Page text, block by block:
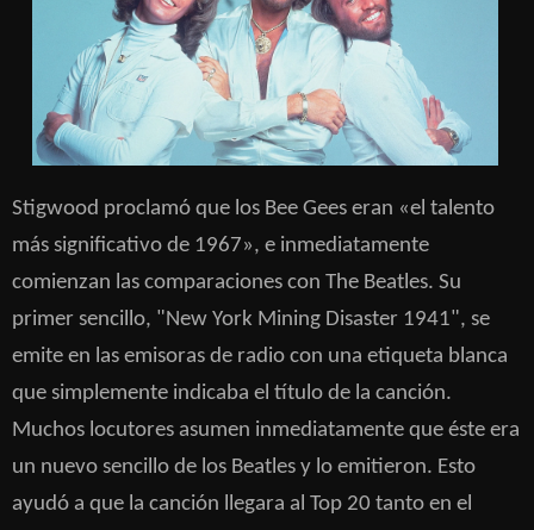
Stigwood proclamó que los Bee Gees eran «el talento
más significativo de 1967», e inmediatamente
comienzan las comparaciones con The Beatles. Su
primer sencillo, "New York Mining Disaster 1941", se
emite en las emisoras de radio con una etiqueta blanca
que simplemente indicaba el título de la canción.
Muchos locutores asumen inmediatamente que éste era
un nuevo sencillo de los Beatles y lo emitieron. Esto
ayudó a que la canción llegara al Top 20 tanto en el